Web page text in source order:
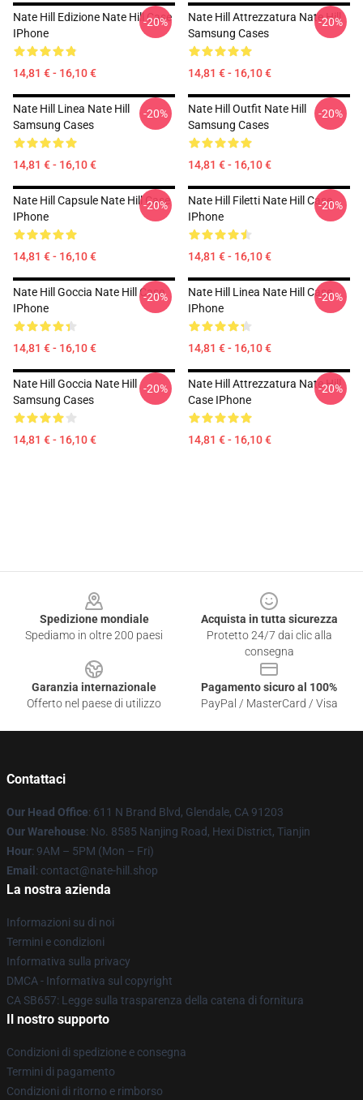
Nate Hill Edizione Nate Hill Case
IPhone
14,81 € - 16,10 €
-20%
Nate Hill Attrezzatura Nate Hill
Samsung Cases
14,81 € - 16,10 €
-20%
Nate Hill Linea Nate Hill
Samsung Cases
14,81 € - 16,10 €
-20%
Nate Hill Outfit Nate Hill
Samsung Cases
14,81 € - 16,10 €
-20%
Nate Hill Capsule Nate Hill Case
IPhone
14,81 € - 16,10 €
-20%
Nate Hill Filetti Nate Hill Case
IPhone
14,81 € - 16,10 €
-20%
Nate Hill Goccia Nate Hill Case
IPhone
14,81 € - 16,10 €
-20%
Nate Hill Linea Nate Hill Case
IPhone
14,81 € - 16,10 €
-20%
Nate Hill Goccia Nate Hill
Samsung Cases
14,81 € - 16,10 €
-20%
Nate Hill Attrezzatura Nate Hill
Case IPhone
14,81 € - 16,10 €
-20%
Spedizione mondiale
Spediamo in oltre 200 paesi
Acquista in tutta sicurezza
Protetto 24/7 dai clic alla
consegna
Garanzia internazionale
Offerto nel paese di utilizzo
Pagamento sicuro al 100%
PayPal / MasterCard / Visa
Contattaci
Our Head Office: 611 N Brand Blvd, Glendale, CA 91203
Our Warehouse: No. 8585 Nanjing Road, Hexi District, Tianjin
Hour: 9AM – 5PM (Mon – Fri)
Email : contact@nate-hill.shop
La nostra azienda
Informazioni su di noi
Termini e condizioni
Informativa sulla privacy
DMCA - Informativa sul copyright
CA SB657: Legge sulla trasparenza della catena di fornitura
Il nostro supporto
Condizioni di spedizione e consegna
Termini di pagamento
Condizioni di ritorno e rimborso